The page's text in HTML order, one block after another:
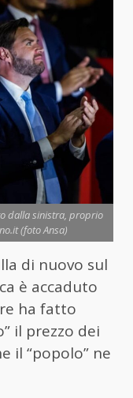
dalla sinistra, proprio
(foto Ansa)
di nuovo sul
è accaduto
ha fatto
il prezzo dei
il “popolo” ne